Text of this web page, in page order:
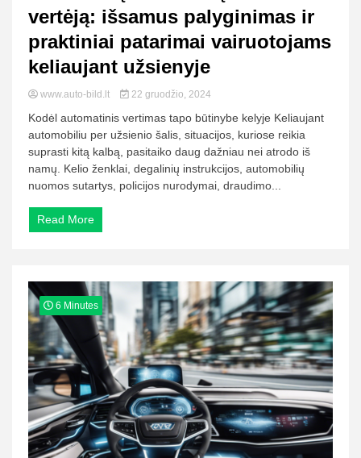
vertėją: išsamus palyginimas ir
praktiniai patarimai vairuotojams
keliaujant užsienyje
www.auto-bild.lt 22 gruodžio, 2024
Kodėl automatinis vertimas tapo būtinybe kelyje Keliaujant
automobiliu per užsienio šalis, situacijos, kuriose reikia
suprasti kitą kalbą, pasitaiko daug dažniau nei atrodo iš
namų. Kelio ženklai, degalinių instrukcijos, automobilių
nuomos sutartys, policijos nurodymai, draudimo...
Read More
6 Minutes